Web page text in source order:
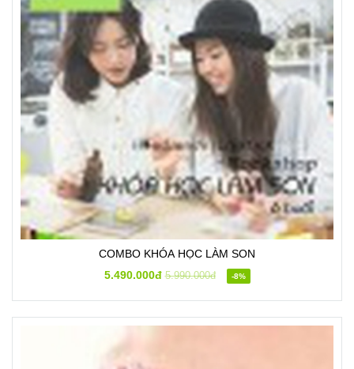
COMBO KHÓA HỌC LÀM SON
5.490.000đ 5.990.000đ -8%